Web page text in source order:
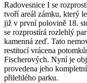
Radovesnice I se
tvoří areál zámku, který
již v první polovině 18.
se rozprostírá rozlehlý
kamenná zeď. Tato
restitucí vrácena
Fischerových. Nyní je
provedena jeho
přilehlého parku.